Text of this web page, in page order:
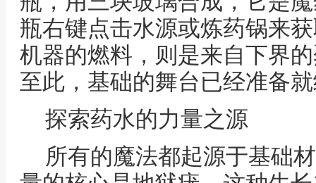
瓶右键点击水源或炼药锅来
机器的燃料，则是来自下界
至此，基础的舞台已经准备
探索药水的力量之源
所有的魔法都起源于基础